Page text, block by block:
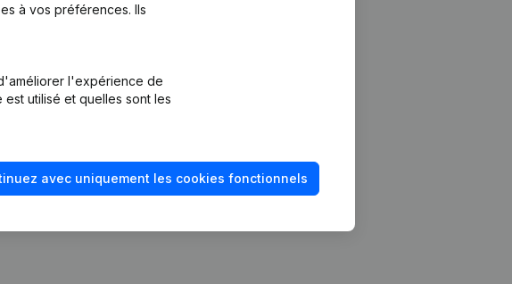
à vos préférences. Ils
l'expérience de
utilisé et quelles sont les
avec uniquement les cookies fonctionnels
fraude
Consulter des comptes annuels
Vérification de la solvabilité